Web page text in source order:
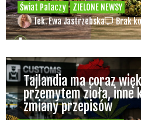
Świat Palaczy
ZIELONE NEWSY
lek. Ewa Jastrzebska Brak
Tajlandia ma coraz
przemytem zioła, inne
zmiany przepisów